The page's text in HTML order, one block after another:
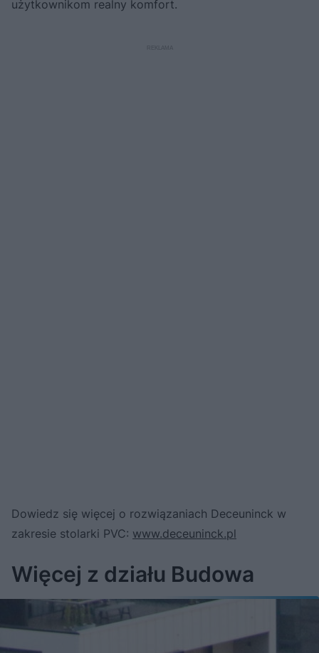
użytkownikom realny komfort.
Dowiedz się więcej o rozwiązaniach Deceuninck w
zakresie stolarki PVC: www.deceuninck.pl
Więcej z działu Budowa